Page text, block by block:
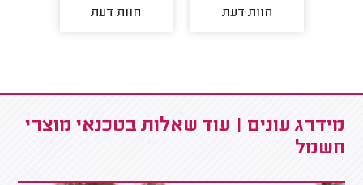
חוות דעת חוות דעת
מידרג עונים | עוד שאלות בטכנאי מוצרי
חשמל